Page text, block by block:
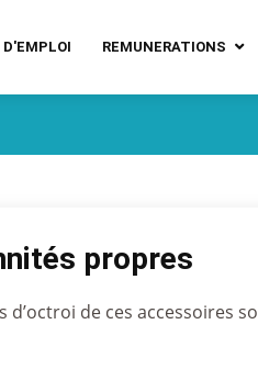
D'EMPLOI REMUNERATIONS
propres
de ces accessoires